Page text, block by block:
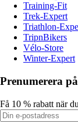
Training-Fit
Trek-Expert
Triathlon-
TripnBikers
Vélo-Store
Winter-Expert
Prenumerera
Få 10 % rabatt när